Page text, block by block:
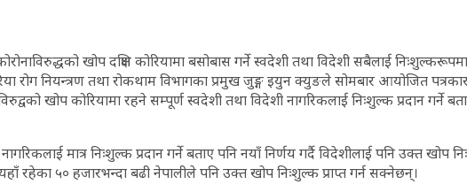
खोप दक्षिण कोरियामा बसोबास गर्ने स्वदेशी तथा विदेशी सबैलाई निःशुल्करूपमा
रोग नियन्त्रण तथा रोकथाम विभागका प्रमुख जुङ्ग इयुन क्युङले सोमबार आयोजित
खोप कोरियामा रहने सम्पूर्ण स्वदेशी तथा विदेशी नागरिकलाई निःशुल्क प्रदान गर्ने
मात्र निःशुल्क प्रदान गर्ने बताए पनि नयाँ निर्णय गर्दै विदेशीलाई पनि उक्त खोप
रहेका ५० हजारभन्दा बढी नेपालीले पनि उक्त खोप निःशुल्क प्राप्त गर्न सक्नेछन्।